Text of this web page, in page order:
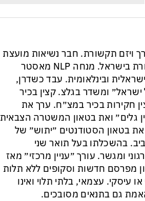
ויזם תקשורת. חבר נשיאות מועצת
העיתונות והתקשורת בישראל. מנחה NLP מאסטר
ובינלאומית. עבד כשדרן,
ישראל״ ומשדר בגלצ. קצין בכיר
חקירות בכיר במצ״ח. ערך את
גלים״ ואת בטאון המשטרה הצבאית
בטאון הסטודנטים ״יתוש״ של
בהשכלתו בעל תואר שני
ומגשר. עורך ״עניין מרכזי״ מאז
העיתון מפרסם חדשות וסקופים ללא תלות
עיסקי. עצמאי, בלתי תלוי ואינו
גם בתנאים מסובכים.